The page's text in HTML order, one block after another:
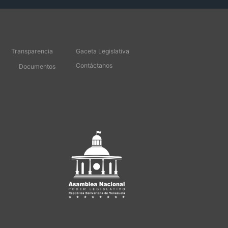
Transparencia
Documentos
Gaceta Legislativa
Contáctanos